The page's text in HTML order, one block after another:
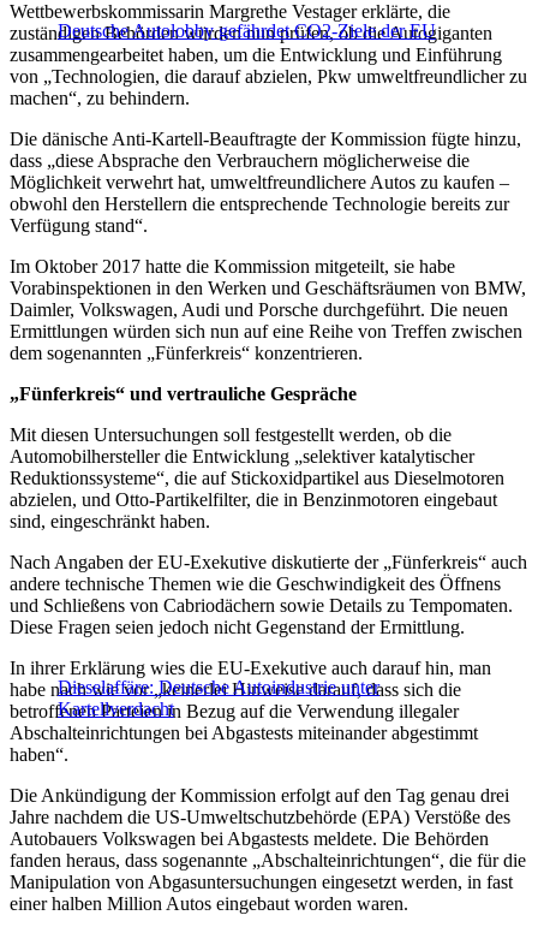
Deutsche Autolobby gefährdet CO2-Ziele der EU
Wettbewerbskommissarin Margrethe Vestager erklärte, die
zuständigen Behörden würden nun prüfen, ob die Autogiganten
zusammengearbeitet haben, um die Entwicklung und Einführung
von „Technologien, die darauf abzielen, Pkw umweltfreundlicher zu
machen“, zu behindern.
Die dänische Anti-Kartell-Beauftragte der Kommission fügte hinzu,
dass „diese Absprache den Verbrauchern möglicherweise die
Möglichkeit verwehrt hat, umweltfreundlichere Autos zu kaufen –
obwohl den Herstellern die entsprechende Technologie bereits zur
Verfügung stand“.
Im Oktober 2017 hatte die Kommission mitgeteilt, sie habe
Vorabinspektionen in den Werken und Geschäftsräumen von BMW,
Daimler, Volkswagen, Audi und Porsche durchgeführt. Die neuen
Ermittlungen würden sich nun auf eine Reihe von Treffen zwischen
dem sogenannten „Fünferkreis“ konzentrieren.
„Fünferkreis“ und vertrauliche Gespräche
Mit diesen Untersuchungen soll festgestellt werden, ob die
Automobilhersteller die Entwicklung „selektiver katalytischer
Reduktionssysteme“, die auf Stickoxidpartikel aus Dieselmotoren
abzielen, und Otto-Partikelfilter, die in Benzinmotoren eingebaut
sind, eingeschränkt haben.
Nach Angaben der EU-Exekutive diskutierte der „Fünferkreis“ auch
andere technische Themen wie die Geschwindigkeit des Öffnens
und Schließens von Cabriodächern sowie Details zu Tempomaten.
Diese Fragen seien jedoch nicht Gegenstand der Ermittlung.
Dieselaffäre: Deutsche Autoindustrie unter
Kartellverdacht
In ihrer Erklärung wies die EU-Exekutive auch darauf hin, man
habe nach wie vor „keinerlei Hinweise darauf, dass sich die
betroffenen Parteien in Bezug auf die Verwendung illegaler
Abschalteinrichtungen bei Abgastests miteinander abgestimmt
haben“.
Die Ankündigung der Kommission erfolgt auf den Tag genau drei
Jahre nachdem die US-Umweltschutzbehörde (EPA) Verstöße des
Autobauers Volkswagen bei Abgastests meldete. Die Behörden
fanden heraus, dass sogenannte „Abschalteinrichtungen“, die für die
Manipulation von Abgasuntersuchungen eingesetzt werden, in fast
einer halben Million Autos eingebaut worden waren.